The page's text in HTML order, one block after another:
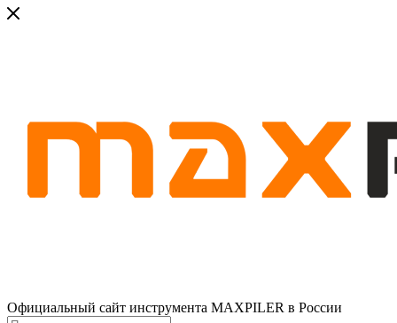
Официальный сайт инструмента MAXPILER в России